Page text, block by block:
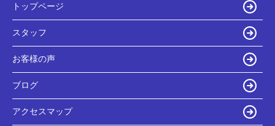
トップページ
スタッフ
お客様の声
ブログ
アクセスマップ